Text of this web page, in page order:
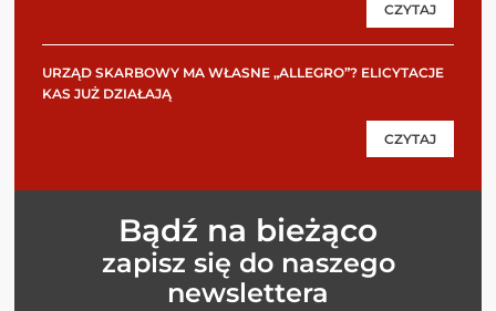
CZYTAJ
URZĄD SKARBOWY MA WŁASNE „ALLEGRO”? ELICYTACJE
KAS JUŻ DZIAŁAJĄ
CZYTAJ
Bądź na bieżąco
zapisz się do naszego
newslettera